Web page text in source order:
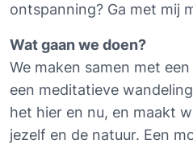
ontspanning? Ga met mij
Wat gaan we doen?
We maken samen met
een meditatieve
het hier en nu, en maakt
jezelf en de natuur. Een